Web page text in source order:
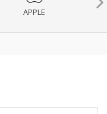
APPLE